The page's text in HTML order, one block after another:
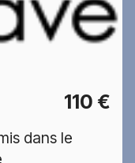
110 €
dans le